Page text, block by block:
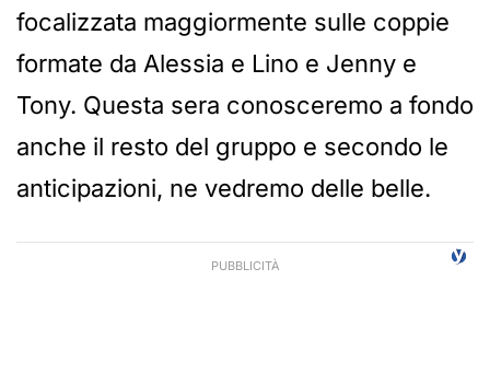
focalizzata maggiormente sulle coppie
formate da Alessia e Lino e Jenny e
Tony. Questa sera conosceremo a fondo
anche il resto del gruppo e secondo le
anticipazioni, ne vedremo delle belle.